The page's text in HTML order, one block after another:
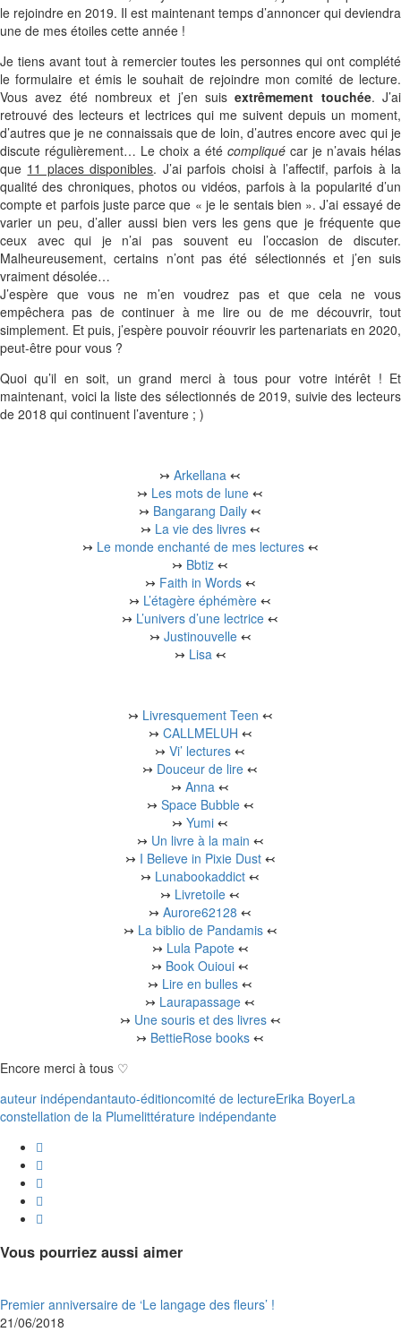
le rejoindre en 2019. Il est maintenant temps d’annoncer qui deviendra
une de mes étoiles cette année !
Je tiens avant tout à remercier toutes les personnes qui ont complété
le formulaire et émis le souhait de rejoindre mon comité de lecture.
Vous avez été nombreux et j’en suisextrêmement touchée. J’ai
retrouvé des lecteurs et lectrices qui me suivent depuis un moment,
d’autres que je ne connaissais que de loin, d’autres encore avec qui je
discute régulièrement… Le choix a été compliqué car je n’avais hélas
que 11 places disponibles. J’ai parfois choisi à l’affectif, parfois à la
qualité des chroniques, photos ou vidéos, parfois à la popularité d’un
compte et parfois juste parce que « je le sentais bien ». J’ai essayé de
varier un peu, d’aller aussi bien vers les gens que je fréquente que
ceux avec qui je n’ai pas souvent eu l’occasion de discuter.
Malheureusement, certains n’ont pas été sélectionnés et j’en suis
vraiment désolée…
J’espère que vous ne m’en voudrez pas et que cela ne vous
empêchera pas de continuer à me lire ou de me découvrir, tout
simplement. Et puis, j’espère pouvoir réouvrir les partenariats en 2020,
peut-être pour vous ?
Quoi qu’il en soit, un grand merci à tous pour votre intérêt ! Et
maintenant, voici la liste des sélectionnés de 2019, suivie des lecteurs
de 2018 qui continuent l’aventure ; )
↣Arkellana ↢
↣ Les mots de lune ↢
↣ Bangarang Daily ↢
↣ La vie des livres ↢
↣ Le monde enchanté de mes lectures ↢
↣ Bbtiz ↢
↣ Faith in Words ↢
↣ L’étagère éphémère ↢
↣ L’univers d’une lectrice ↢
↣ Justinouvelle ↢
↣ Lisa ↢
↣ Livresquement Teen ↢
↣ CALLMELUH ↢
↣Vi’ lectures ↢
↣ Douceur de lire ↢
↣Anna ↢
↣ Space Bubble ↢
↣Yumi ↢
↣ Un livre à la main ↢
↣ I Believe in Pixie Dust ↢
↣ Lunabookaddict ↢
↣ Livretoile ↢
↣Aurore62128 ↢
↣ La biblio de Pandamis ↢
↣ Lula Papote ↢
↣ Book Ouioui ↢
↣ Lire en bulles ↢
↣ Laurapassage ↢
↣ Une souris et des livres ↢
↣ BettieRose books ↢
Encore merci à tous ♡
auteur indépendantauto-éditioncomité de lectureErika BoyerLa
constellation de la Plumelittérature indépendante
Vous pourriez aussi aimer
Premier anniversaire de ‘Le langage des fleurs’ !
21/06/2018